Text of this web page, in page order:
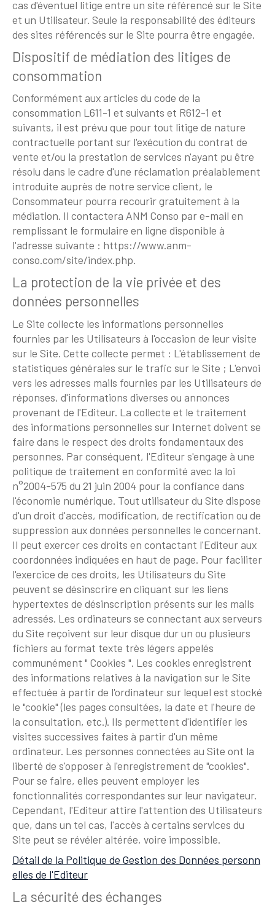
cas d'éventuel litige entre un site référencé sur le Site
et un Utilisateur. Seule la responsabilité des éditeurs
des sites référencés sur le Site pourra être engagée.
Dispositif de médiation des litiges de
consommation
Conformément aux articles du code de la
consommation L611-1 et suivants et R612-1 et
suivants, il est prévu que pour tout litige de nature
contractuelle portant sur l'exécution du contrat de
vente et/ou la prestation de services n'ayant pu être
résolu dans le cadre d'une réclamation préalablement
introduite auprès de notre service client, le
Consommateur pourra recourir gratuitement à la
médiation. Il contactera ANM Conso par e-mail en
remplissant le formulaire en ligne disponible à
l'adresse suivante : https://www.anm-
conso.com/site/index.php.
La protection de la vie privée et des
données personnelles
Le Site collecte les informations personnelles
fournies par les Utilisateurs à l'occasion de leur visite
sur le Site. Cette collecte permet : L'établissement de
statistiques générales sur le trafic sur le Site ; L'envoi
vers les adresses mails fournies par les Utilisateurs de
réponses, d'informations diverses ou annonces
provenant de l'Editeur. La collecte et le traitement
des informations personnelles sur Internet doivent se
faire dans le respect des droits fondamentaux des
personnes. Par conséquent, l'Editeur s'engage à une
politique de traitement en conformité avec la loi
n°2004-575 du 21 juin 2004 pour la confiance dans
l'économie numérique. Tout utilisateur du Site dispose
d'un droit d'accès, modification, de rectification ou de
suppression aux données personnelles le concernant.
Il peut exercer ces droits en contactant l'Editeur aux
coordonnées indiquées en haut de page. Pour faciliter
l'exercice de ces droits, les Utilisateurs du Site
peuvent se désinscrire en cliquant sur les liens
hypertextes de désinscription présents sur les mails
adressés. Les ordinateurs se connectant aux serveurs
du Site reçoivent sur leur disque dur un ou plusieurs
fichiers au format texte très légers appelés
communément " Cookies ". Les cookies enregistrent
des informations relatives à la navigation sur le Site
effectuée à partir de l'ordinateur sur lequel est stocké
le "cookie" (les pages consultées, la date et l'heure de
la consultation, etc.). Ils permettent d'identifier les
visites successives faites à partir d'un même
ordinateur. Les personnes connectées au Site ont la
liberté de s'opposer à l'enregistrement de "cookies".
Pour se faire, elles peuvent employer les
fonctionnalités correspondantes sur leur navigateur.
Cependant, l'Editeur attire l'attention des Utilisateurs
que, dans un tel cas, l'accès à certains services du
Site peut se révéler altérée, voire impossible.
Détail de la Politique de Gestion des Données personn
elles de l'Editeur
La sécurité des échanges